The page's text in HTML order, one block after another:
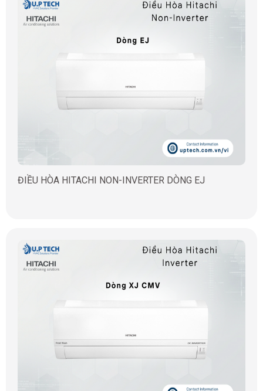
ĐIỀU HÒA HITACHI NON-INVERTER DÒNG EJ